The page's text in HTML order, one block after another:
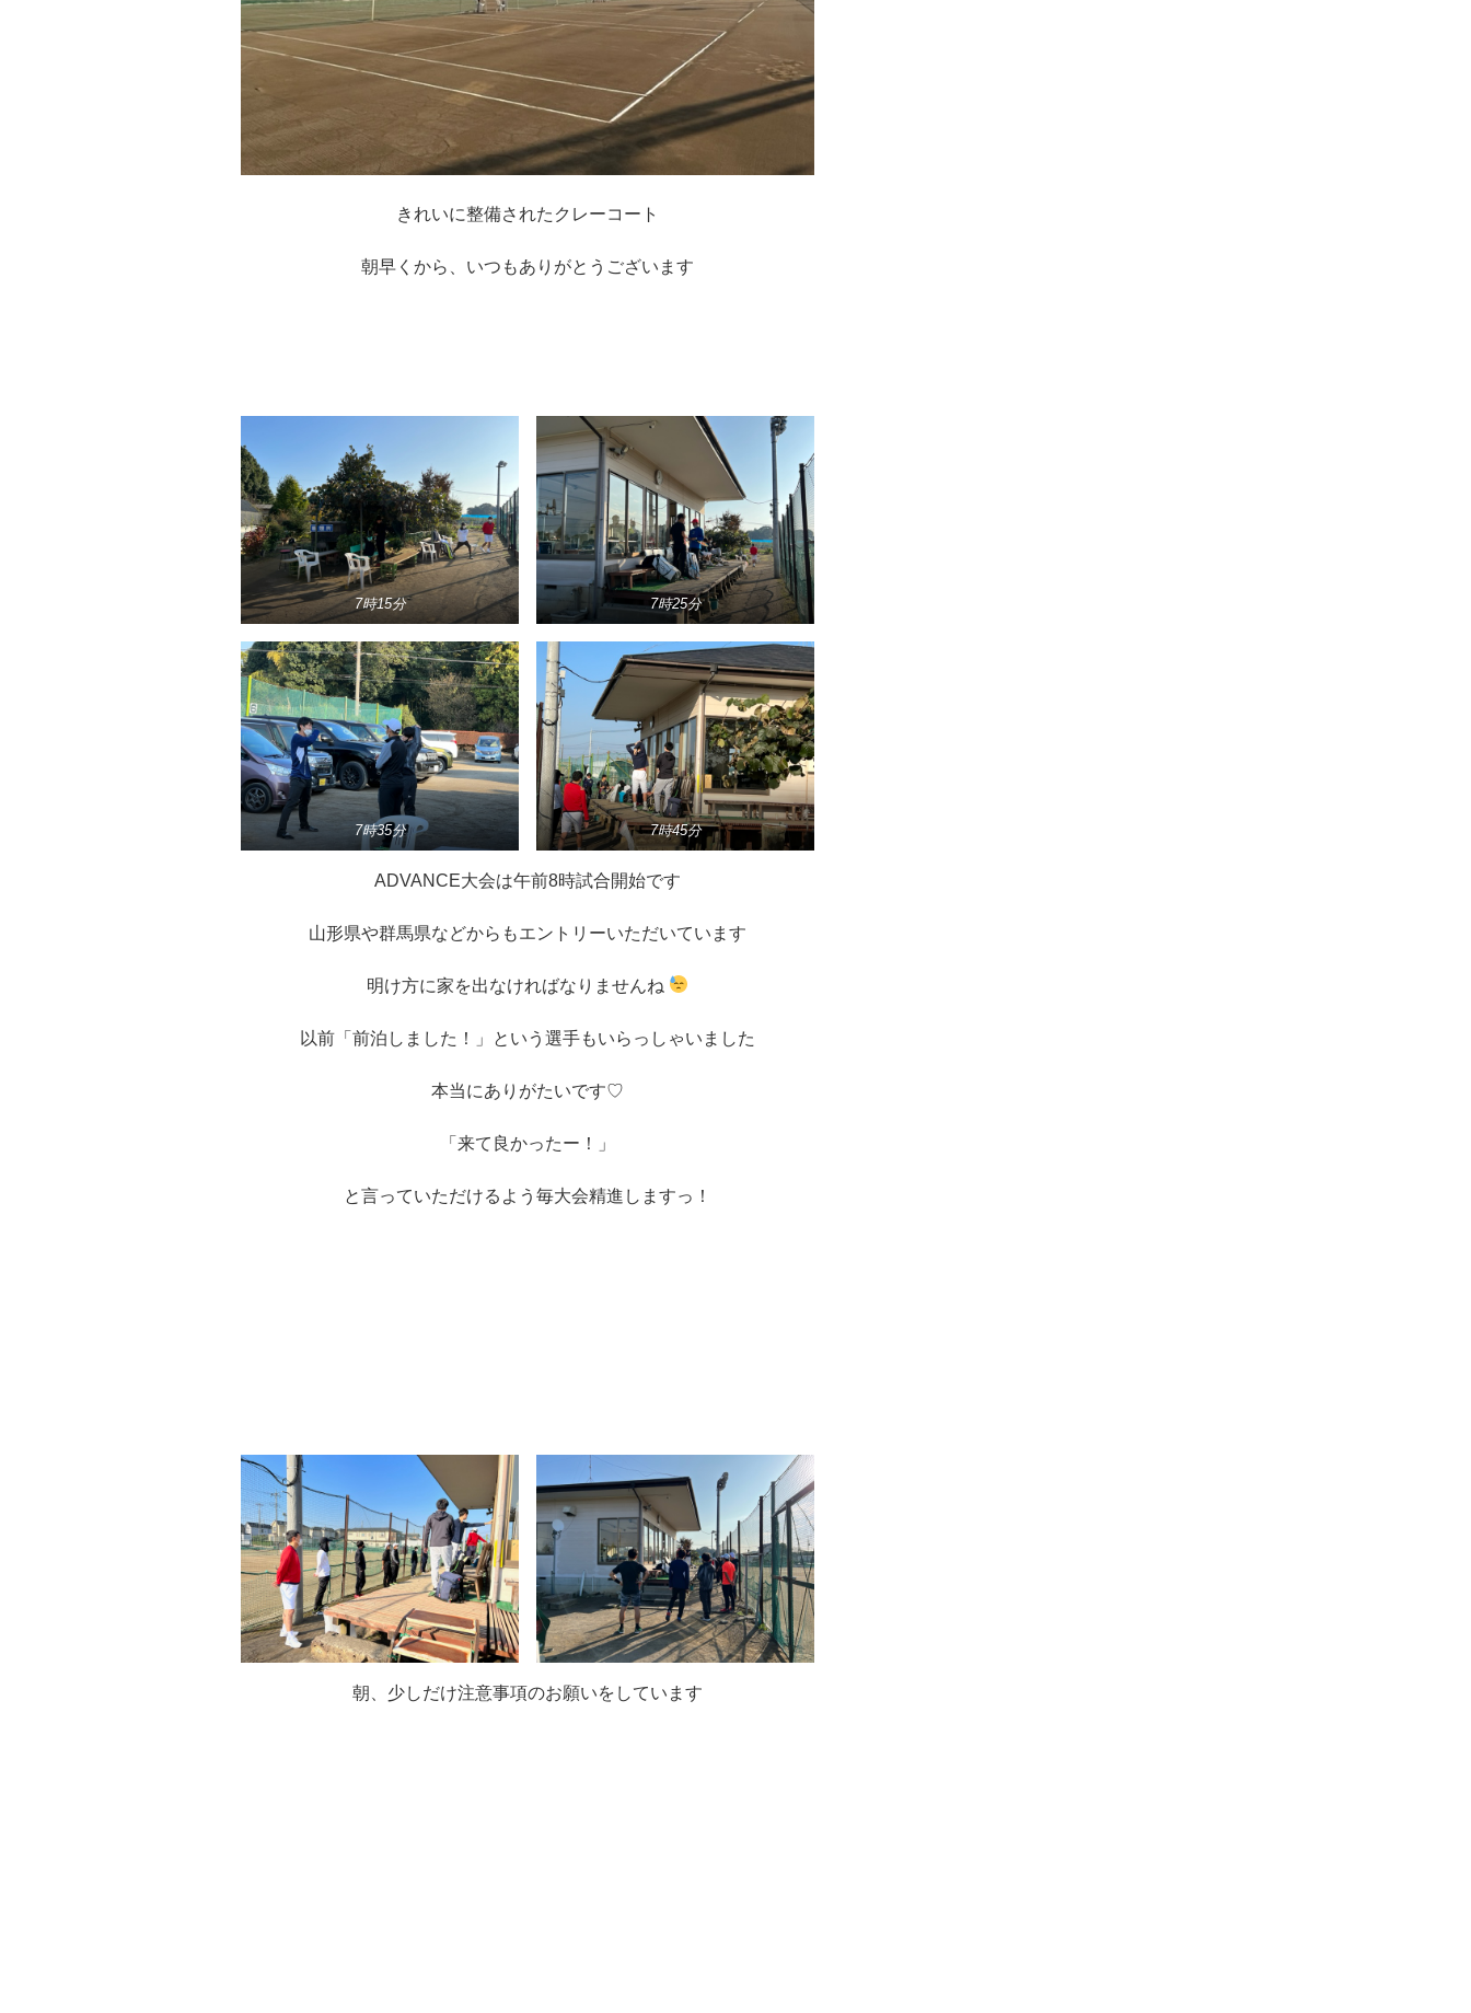
きれいに整備されたクレーコート
朝早くから、いつもありがとうございます
7時15分 7時25分
7時35分 7時45分
ADVANCE大会は午前8時試合開始です
山形県や群馬県などからもエントリーいただいています
明け方に家を出なければなりませんね
以前「前泊しました！」という選手もいらっしゃいました
本当にありがたいです♡
「来て良かったー！」
と言っていただけるよう毎大会精進しますっ！
朝、少しだけ注意事項のお願いをしています